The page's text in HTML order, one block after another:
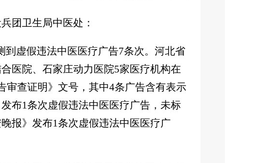
团卫生局中医处：
虚假违法中医医疗广告7条次。河北省
医院、石家庄动力医院5家医疗机构在
审查证明》文号，其中4条广告含有表示
布1条次虚假违法中医医疗广告，未标
报》发布1条次虚假违法中医医疗广